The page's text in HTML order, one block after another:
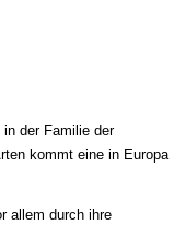
der Familie der
kommt eine in Europa
allem durch ihre